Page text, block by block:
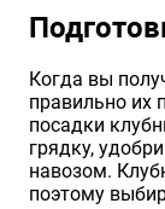
Когда вы
правильно их
посадки
грядку,
навозом.
поэтому